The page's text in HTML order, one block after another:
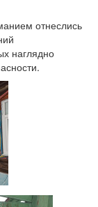
отнеслись
наглядно